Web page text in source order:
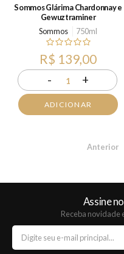
Sommos Glárima Chardonnay e
Gewuztraminer
Sommos
750ml
R$ 139,00
- 1 +
ADICIONAR
Anterior
Assine
Receba novidade